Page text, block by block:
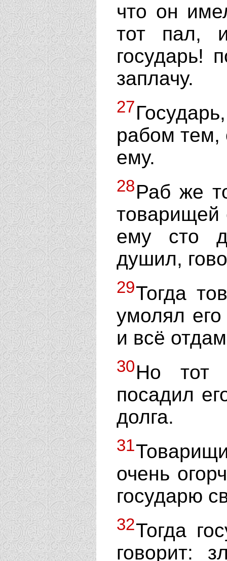
что он
тот пал,
государь!
заплачу.
27
рабом тем,
ему.
28Раб же
товарищей
ему сто
душил,
29Тогда
умолял
и всё
30Но тот
посадил
долга.
31
очень
государю
32Тогда
говорит: